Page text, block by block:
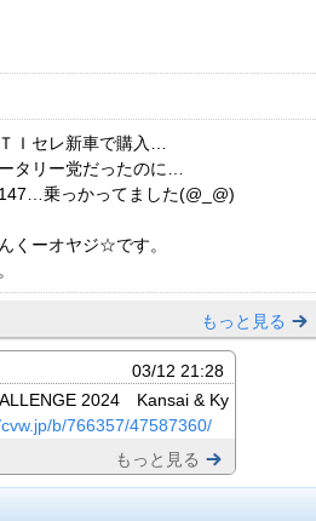
Ｉセレ新車で購入…
タリー党だったのに…
乗っかってました(@_@)
くーオヤジ☆です。
もっと見る
03/12 21:28
2024 Kansai & Ky
b/766357/47587360/
もっと見る